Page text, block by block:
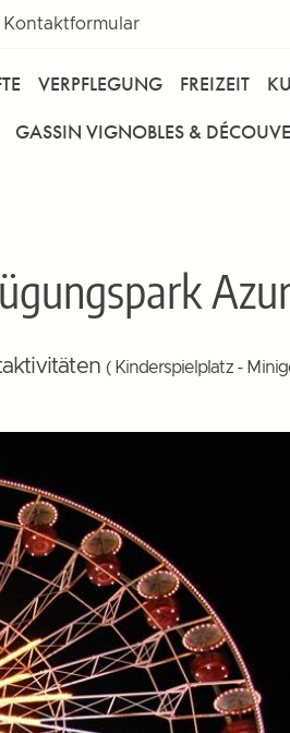
Kontaktformular
VERPFLEGUNG FREIZEIT
GASSIN VIGNOBLES &
( Kinderspielplatz -